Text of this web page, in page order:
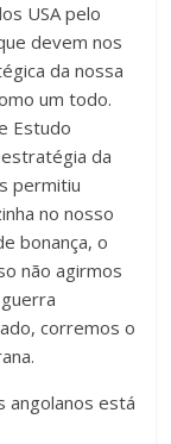
USA pelo
devem nos
da nossa
um todo.
Estudo
da
permitiu
no nosso
bonança, o
não agirmos
corremos o
angolanos está